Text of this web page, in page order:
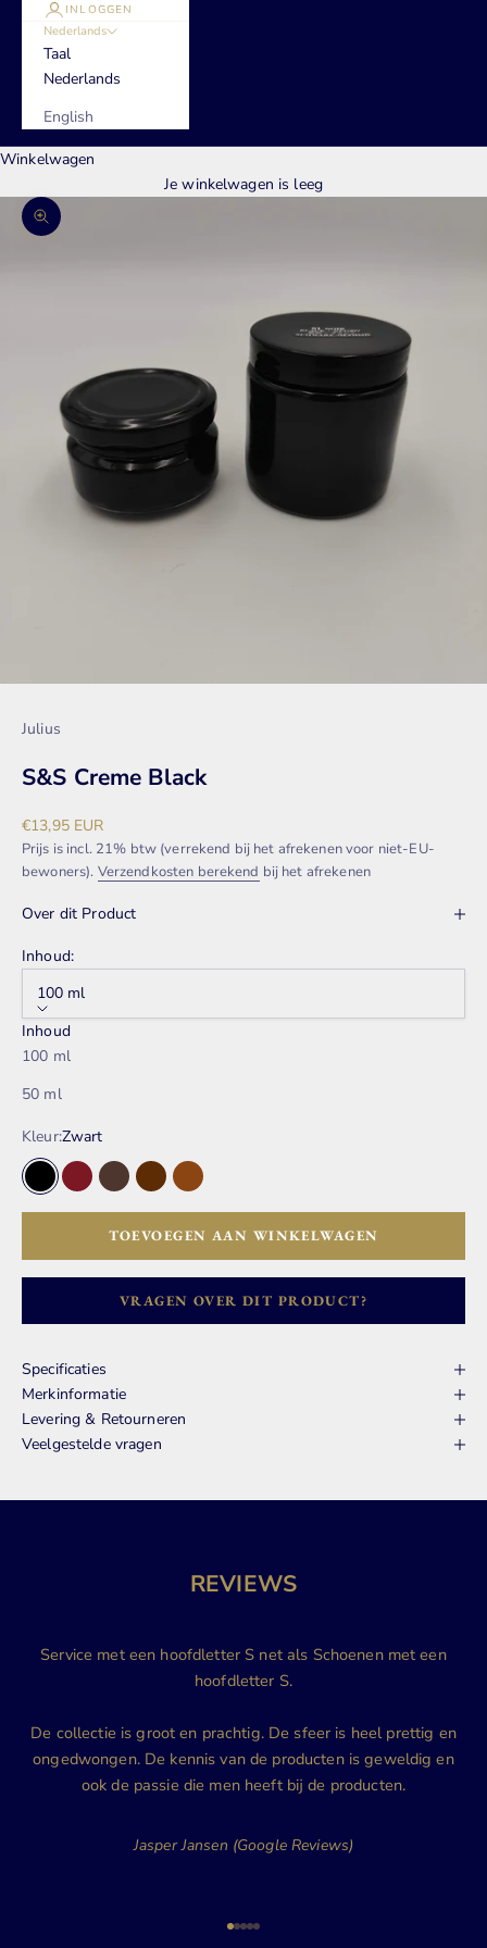
INLOGGEN
Nederlands
Taal
Nederlands
English
Winkelwagen
Je winkelwagen is leeg
In-/uitzoomen
Julius
S&S Creme Black
Aanbiedingsprijs
€13,95 EUR
Prijs is incl. 21% btw (verrekend bij het afrekenen voor niet-EU-
bewoners). Verzendkosten berekend bij het afrekenen
Over dit Product
Inhoud:
100 ml
Inhoud
100 ml
50 ml
Kleur:Zwart
ZwartBordeaux Rood
Donker Bruin
BruinMid Bruin
TOEVOEGEN AAN WINKELWAGEN
VRAGEN OVER DIT PRODUCT?
Specificaties
Merkinformatie
Levering & Retourneren
Veelgestelde vragen
REVIEWS
Service met een hoofdletter S net als Schoenen met een
hoofdletter S.
De collectie is groot en prachtig. De sfeer is heel prettig en
ongedwongen. De kennis van de producten is geweldig en
ook de passie die men heeft bij de producten.
Jasper Jansen (Google Reviews)
Naar artikel 1
Naar artikel 2
Naar artikel 3
Naar artikel 4
Naar artikel 5